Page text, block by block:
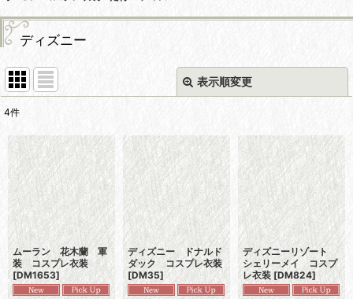
ディズニー
表示順変更
並び順:
絞り込む
4件
ムーラン 花木蘭 軍
装 コスプレ衣装
[DM1653]
ディズニー ドナルド
ダック コスプレ衣装
[DM35]
ディズニーリゾート
シェリーメイ コスプ
レ衣装 [DM824]